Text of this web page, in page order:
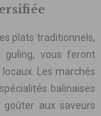
plats traditionnels,
vous feront
Les marchés
balinaises
goûter aux saveurs